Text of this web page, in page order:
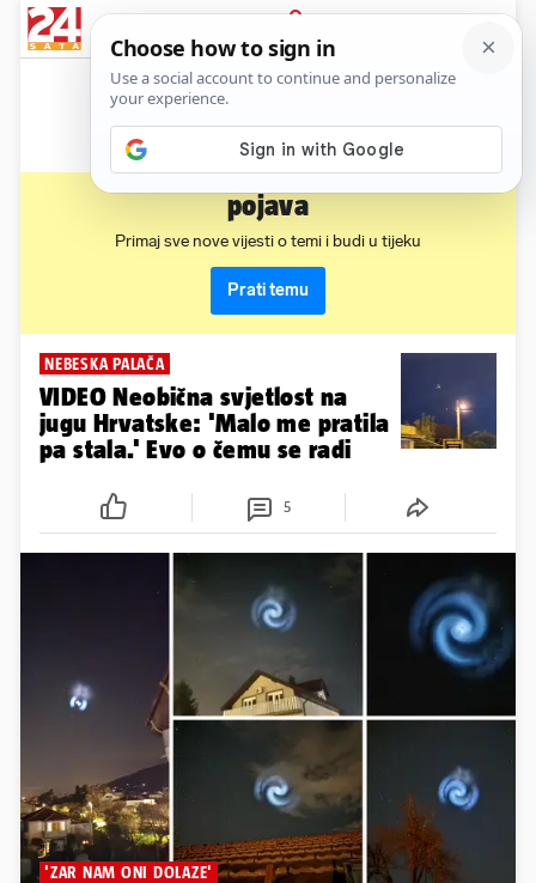
PRIJAVA
News
pojava
Primaj sve nove vijesti o temi i budi u tijeku
Prati temu
NEBESKA PALAČA
VIDEO Neobična svjetlost na
jugu Hrvatske: 'Malo me pratila
pa stala.' Evo o čemu se radi
5
'ZAR NAM ONI DOLAZE'